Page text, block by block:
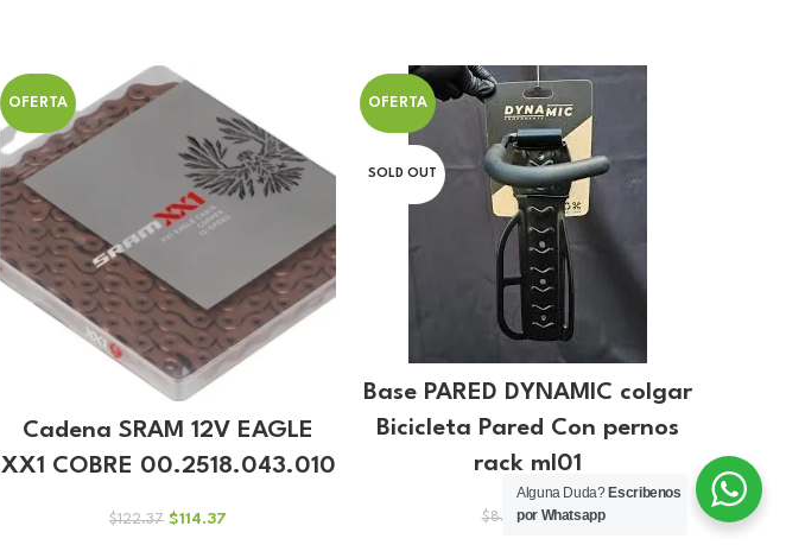
OFERTA
Cadena SRAM 12V EAGLE
XX1 COBRE 00.2518.043.010
$122.37 El
$114.37
OFERTA
SOLD OUT
Base PARED DYNAMIC colgar
Bicicleta Pared Con pernos
rack ml01
$8.97 El
$ 8.38El
Alguna Duda? Escribenos
por Whatsapp